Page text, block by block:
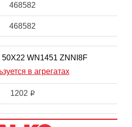
468582
468582
50X22 WN1451 ZNNI8F
в агрегатах
1202 i